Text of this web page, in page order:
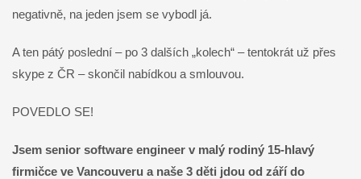
negativně, na jeden jsem se vybodl já.
A ten pátý poslední – po 3 dalších „kolech“ – tentokrát už přes
skype z ČR – skončil nabídkou a smlouvou.
POVEDLO SE!
Jsem senior software engineer v malý rodiný 15-hlavý
firmičce ve Vancouveru a naše 3 děti jdou od září do